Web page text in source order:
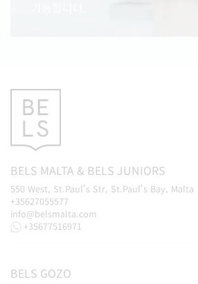
BELS MALTA & BELS JUNIORS
550 West, St.Paul's Str, St.Paul's Bay, Malta
+35627055577
info@belsmalta.com
+35677516971
BELS GOZO